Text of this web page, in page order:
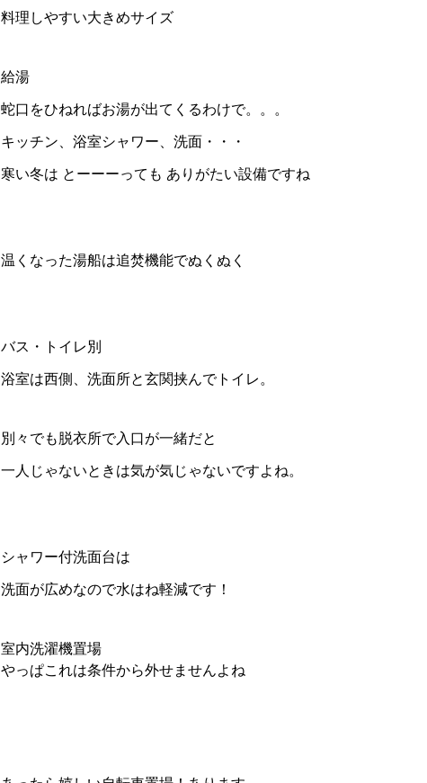
料理しやすい大きめサイズ
給湯
蛇口をひねればお湯が出てくるわけで。。。
キッチン、浴室シャワー、洗面・・・
寒い冬は とーーーっても ありがたい設備ですね
温くなった湯船は追焚機能でぬくぬく
バス・トイレ別
浴室は西側、洗面所と玄関挟んでトイレ。
別々でも脱衣所で入口が一緒だと
一人じゃないときは気が気じゃないですよね。
シャワー付洗面台は
洗面が広めなので水はね軽減です！
室内洗濯機置場
やっぱこれは条件から外せませんよね